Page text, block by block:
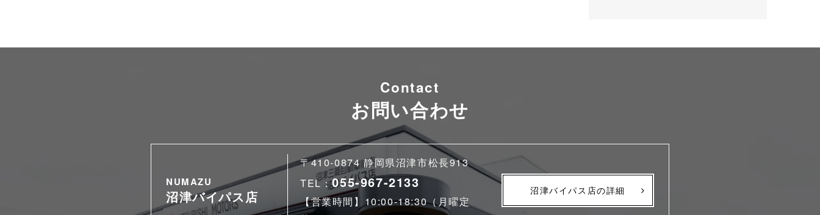
Contact
お問い合わせ
NUMAZU
沼津バイパス店
〒410-0874 静岡県沼津市松長913
TEL：055-967-2133
【営業時間】10:00-18:30（月曜定
沼津バイパス店の詳細